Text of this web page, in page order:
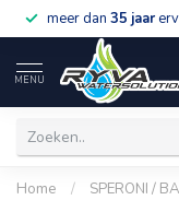
meer dan 35 jaar
MENU
Home / SPERONI /